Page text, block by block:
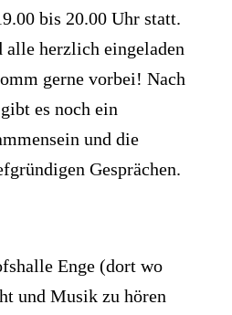
bis 20.00 Uhr statt.
alle herzlich eingeladen
gerne vorbei! Nach
es noch ein
und die
Gesprächen.
Enge (dort wo
und Musik zu hören